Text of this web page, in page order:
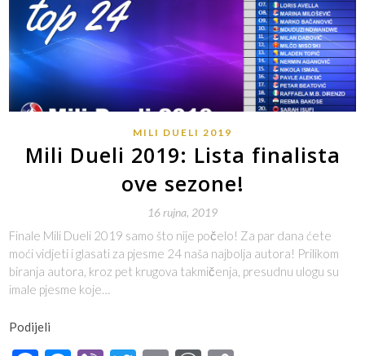
MILI DUELI 2019
Mili Dueli 2019: Lista finalista
ove sezone!
16 rujna, 2019
Finale Mili Dueli 2019 samo što nije počelo! Za par dana ćete
moći vidjeti i glasati za pjesme 24 naša najbolja autora! Prilikom
biranja autora, kroz pet krugova takmičenja, presudnu ulogu su
imale pjesme koje…
Podijeli